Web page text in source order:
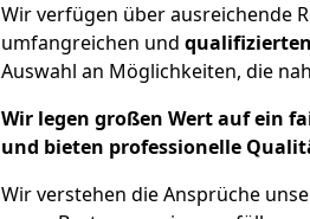
Wir verfügen über ausreichende
umfangreichen und
Auswahl an Möglichkeiten, die
Wir legen großen Wert auf ein
und bieten professionelle
Wir verstehen die Ansprüche